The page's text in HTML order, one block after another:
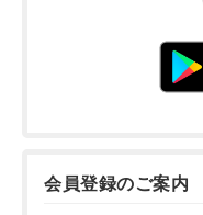
会員登録のご案内